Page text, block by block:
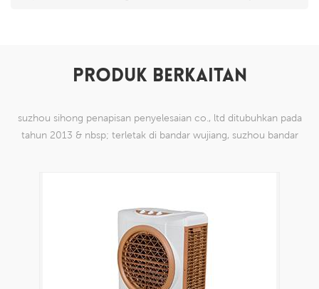
PRODUK BERKAITAN
suzhou sihong penapisan penyelesaian co., ltd ditubuhkan pada
tahun 2013 & nbsp; terletak di bandar wujiang, suzhou bandar